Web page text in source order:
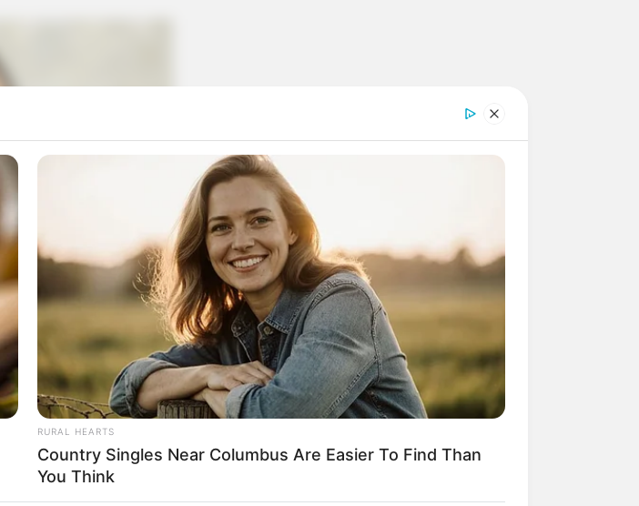
RURAL HEARTS
Country Singles Near Columbus Are Easier To Find Than
You Think